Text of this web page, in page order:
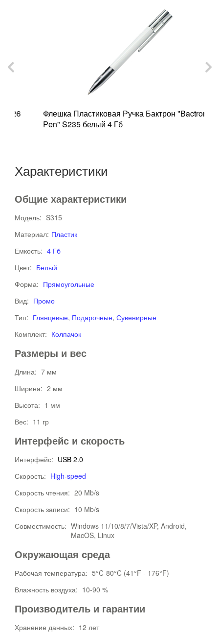
Флешка Пластиковая Ручка Бактрон "Bactron
Pen" S235 белый 4 Гб
Характеристики
Общие характеристики
Модель: S315
Материал: Пластик
Емкость: 4 Гб
Цвет: Белый
Форма: Прямоугольные
Вид: Промо
Тип: Глянцевые, Подарочные, Сувенирные
Комплект: Колпачок
Размеры и вес
Длина: 7 мм
Ширина: 2 мм
Высота: 1 мм
Вес: 11 гр
Интерфейс и скорость
Интерфейс: USB 2.0
Скорость: High-speed
Скорость чтения: 20 Mb/s
Скорость записи: 10 Mb/s
Совместимость: Windows 11/10/8/7/Vista/XP, Android,
MacOS, Linux
Окружающая среда
Рабочая температура: 5°C-80°C (41°F - 176°F)
Влажность воздуха: 10-90 %
Производитель и гарантии
Хранение данных: 12 лет